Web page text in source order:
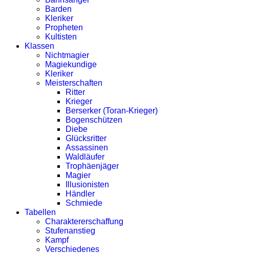
Barden
Kleriker
Propheten
Kultisten
Klassen
Nichtmagier
Magiekundige
Kleriker
Meisterschaften
Ritter
Krieger
Berserker (Toran-Krieger)
Bogenschützen
Diebe
Glücksritter
Assassinen
Waldläufer
Trophäenjäger
Magier
Illusionisten
Händler
Schmiede
Tabellen
Charaktererschaffung
Stufenanstieg
Kampf
Verschiedenes